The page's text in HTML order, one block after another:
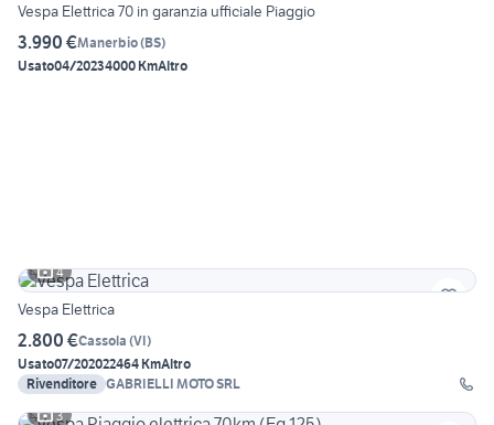
Vespa Elettrica 70 in garanzia ufficiale Piaggio
3.990 €Manerbio(BS)
Usato04/20234000 KmAltro
4
Vespa Elettrica
2.800 €Cassola (VI)
Usato07/202022464 KmAltro
Rivenditore GABRIELLI MOTO SRL
3